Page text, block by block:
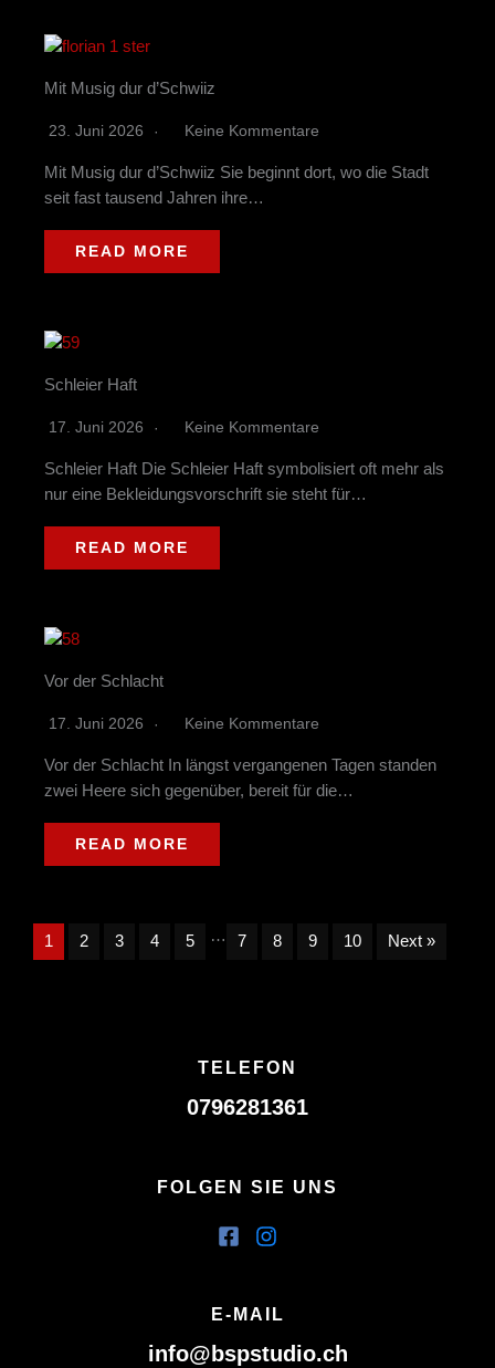
Mit Musig dur d’Schwiiz
23. Juni 2026 Keine Kommentare
Mit Musig dur d’Schwiiz Sie beginnt dort, wo die Stadt
seit fast tausend Jahren ihre…
READ MORE
Schleier Haft
17. Juni 2026 Keine Kommentare
Schleier Haft Die Schleier Haft symbolisiert oft mehr als
nur eine Bekleidungsvorschrift sie steht für…
READ MORE
Vor der Schlacht
17. Juni 2026 Keine Kommentare
Vor der Schlacht In längst vergangenen Tagen standen
zwei Heere sich gegenüber, bereit für die…
READ MORE
1 2 3 4 5 … 7 8 9 10 Next »
TELEFON
0796281361
FOLGEN SIE UNS
E-MAIL
info@bspstudio.ch